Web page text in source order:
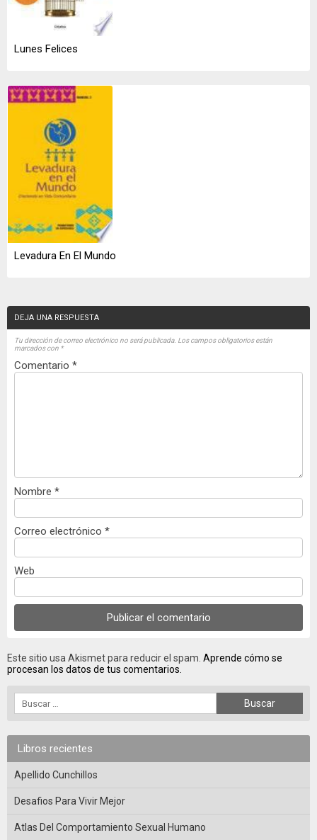
Lunes Felices
Levadura En El Mundo
DEJA UNA RESPUESTA
Tu dirección de correo electrónico no será publicada. Los campos obligatorios están
marcados con *
Comentario *
Nombre *
Correo electrónico *
Web
Este sitio usa Akismet para reducir el spam. Aprende cómo se
procesan los datos de tus comentarios.
Libros recientes
Apellido Cunchillos
Desafios Para Vivir Mejor
Atlas Del Comportamiento Sexual Humano